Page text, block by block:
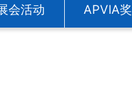
会活动 APVIA奖